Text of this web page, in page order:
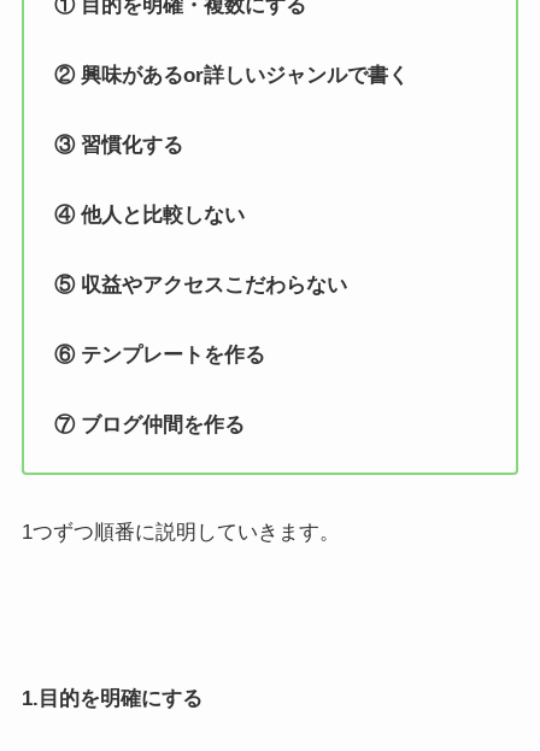
① 目的を明確・複数にする
② 興味があるor詳しいジャンルで書く
③ 習慣化する
④ 他人と比較しない
⑤ 収益やアクセスこだわらない
⑥ テンプレートを作る
⑦ ブログ仲間を作る
1つずつ順番に説明していきます。
1.目的を明確にする